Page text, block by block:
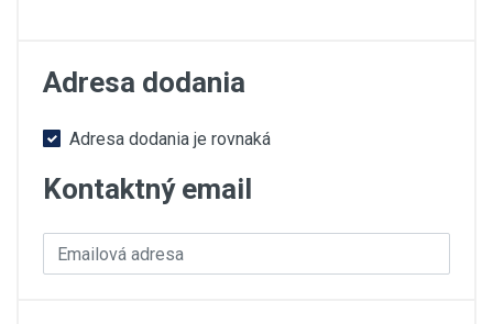
Adresa dodania
Adresa dodania je rovnaká
Kontaktný email